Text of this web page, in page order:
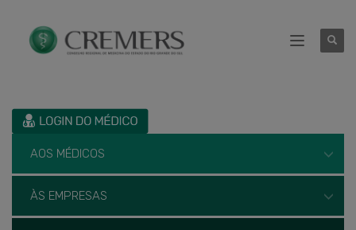
AOS MÉDICOS
ÀS EMPRESAS